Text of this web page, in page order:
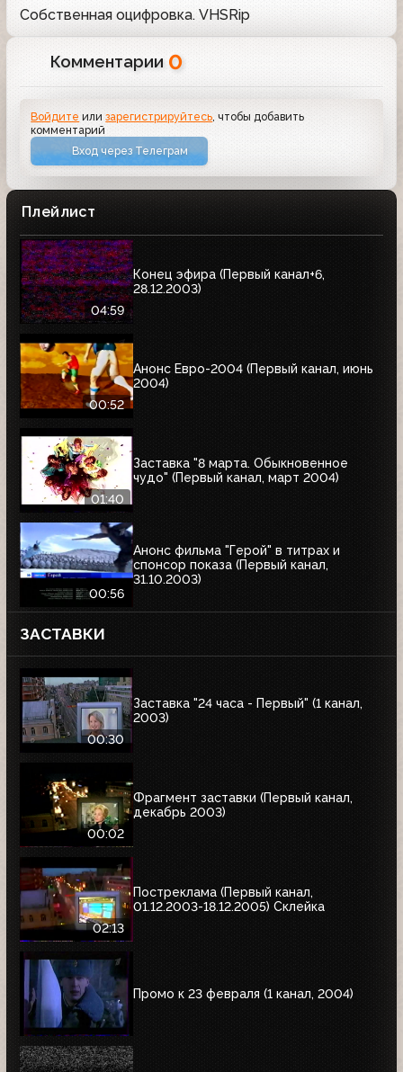
Собственная оцифровка. VHSRip
Комментарии 0
Войдите илизарегистрируйтесь , чтобы добавить
комментарий
Вход через Телеграм
Плейлист
04:59
Конец эфира (Первый канал+6,
28.12.2003)
00:52
Анонс Евро-2004 (Первый канал, июнь
2004)
01:40
Заставка "8 марта. Обыкновенное
чудо" (Первый канал, март 2004)
00:56
Анонс фильма "Герой" в титрах и
спонсор показа (Первый канал,
31.10.2003)
ЗАСТАВКИ
00:30
Заставка "24 часа - Первый" (1 канал,
2003)
00:02
Фрагмент заставки (Первый канал,
декабрь 2003)
02:13
Постреклама (Первый канал,
01.12.2003-18.12.2005) Склейка
Промо к 23 февраля (1 канал, 2004)